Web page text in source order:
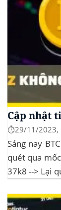
Cập nhật
⏱️29/11/2023,
Sáng nay
quét qua
37k8 --> Lại
một nửa